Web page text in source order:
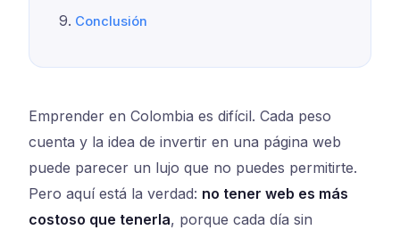
Conclusión
Emprender en Colombia es difícil. Cada peso
cuenta y la idea de invertir en una página web
puede parecer un lujo que no puedes permitirte.
Pero aquí está la verdad: no tener web es más
costoso que tenerla, porque cada día sin